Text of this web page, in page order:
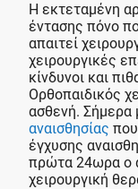
Η εκτεταμένη
έντασης πόνο
απαιτεί
χειρουργικές
κίνδυνοι και
Ορθοπαιδικός
ασθενή. Σήμερα
αναισθησίας
έγχυσης
πρώτα 24ωρα ο
χειρουργική